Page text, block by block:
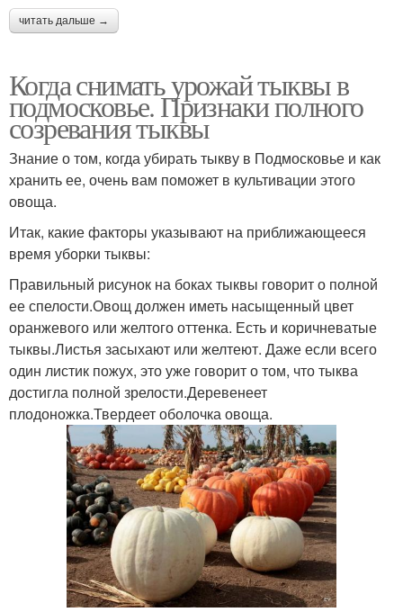
читать дальше →
Когда снимать урожай тыквы в
подмосковье. Признаки полного
созревания тыквы
Знание о том, когда убирать тыкву в Подмосковье и как
хранить ее, очень вам поможет в культивации этого
овоща.
Итак, какие факторы указывают на приближающееся
время уборки тыквы:
Правильный рисунок на боках тыквы говорит о полной
ее спелости.Овощ должен иметь насыщенный цвет
оранжевого или желтого оттенка. Есть и коричневатые
тыквы.Листья засыхают или желтеют. Даже если всего
один листик пожух, это уже говорит о том, что тыква
достигла полной зрелости.Деревенеет
плодоножка.Твердеет оболочка овоща.